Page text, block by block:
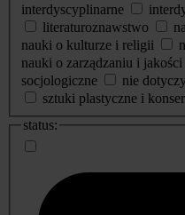
interdyscyplinarne
literaturoznawstwo
nauki o kulturze i religii
nauki o zarządzaniu i jakości
socjologiczne
nie
sztuki plastyczne i
status: